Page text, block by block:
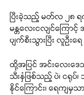
ပြီးခဲ့သည့် မတ်လ ၂၈
မန္တလေးငလျင်ကြော
ပျက်စီးသွားပြီး လူဦ
ထို့အပြင် အင်းလေးဒေ
သီးနှံဖြစ်သည့် ပဲ၊ ငရုပ်၊
နိုင်ကြောင်း၊ ရေကျ